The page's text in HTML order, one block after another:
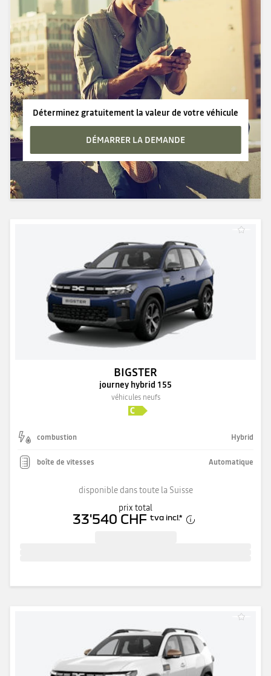
Déterminez gratuitement la valeur de votre véhicule
DÉMARRER LA DEMANDE
BIGSTER
journey hybrid 155
véhicules neufs
combustion Hybrid
boîte de vitesses Automatique
disponible dans toute la Suisse
prix total
33'540 CHF tva incl.*